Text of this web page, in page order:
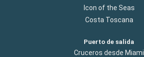
Icon of the Seas
Costa Toscana
Puerto de salida
Cruceros desde Miami